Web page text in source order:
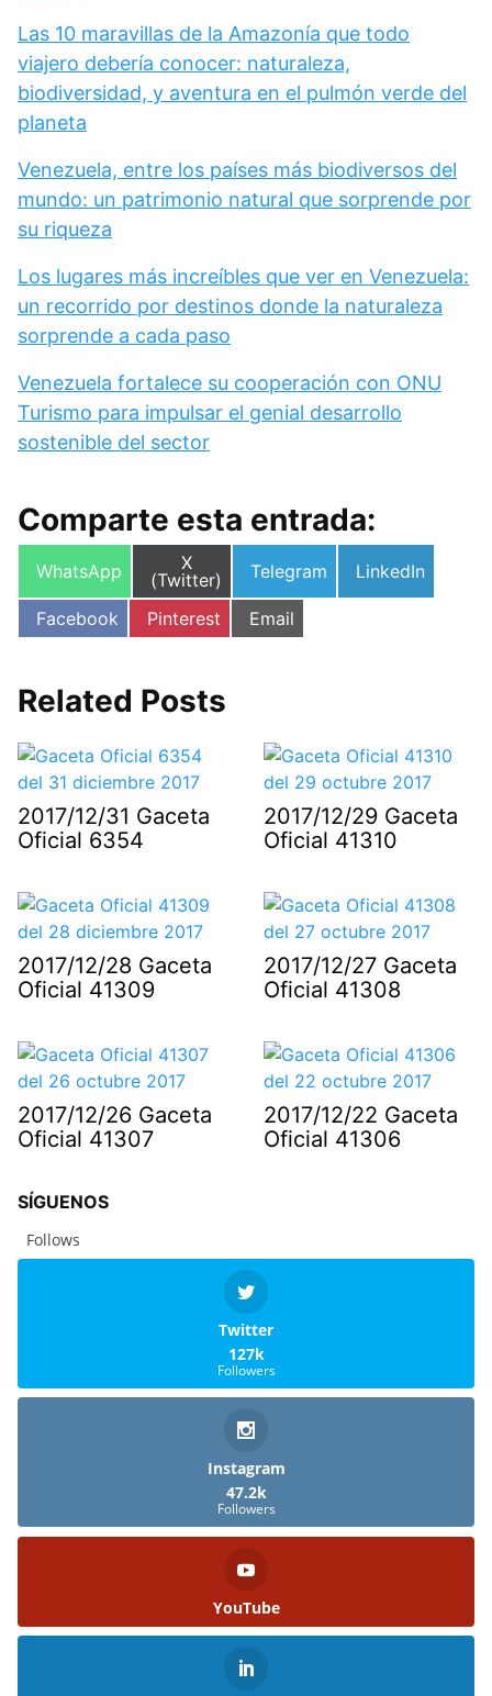
Las 10 maravillas de la Amazonía que todo
viajero debería conocer: naturaleza,
biodiversidad, y aventura en el pulmón verde del
planeta
Venezuela, entre los países más biodiversos del
mundo: un patrimonio natural que sorprende por
su riqueza
Los lugares más increíbles que ver en Venezuela:
un recorrido por destinos donde la naturaleza
sorprende a cada paso
Venezuela fortalece su cooperación con ONU
Turismo para impulsar el genial desarrollo
sostenible del sector
Comparte esta entrada:
Compartir
WhatsApp
Compartir
en
X
(Twitter)
Compartir
Telegram
Compartir
LinkedIn
Compartir
en
Facebook
Compartir
en
Pinterest
Compartir
en
Email
Related Posts
2017/12/31 Gaceta
Oficial 6354
2017/12/29 Gaceta
Oficial 41310
2017/12/28 Gaceta
Oficial 41309
2017/12/27 Gaceta
Oficial 41308
2017/12/26 Gaceta
Oficial 41307
2017/12/22 Gaceta
Oficial 41306
SÍGUENOS
Follows
Twitter
127k
Followers
Instagram
47.2k
Followers
YouTube